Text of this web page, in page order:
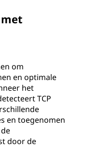
om
en optimale
het
TCP
en toegenomen
door de